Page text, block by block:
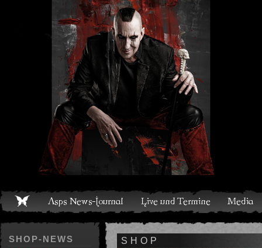
Live und Termine Media Shop Band Discografie
SHOP-NEWS
SHOP